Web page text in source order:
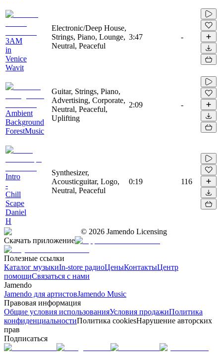
3AM
in
Venice
Wavit
Electronic/Deep House,
Strings, Piano, Lounge,
Neutral, Peaceful
3:47 -
Ambient
Background
ForestMusic
Guitar, Strings, Piano,
Advertising, Corporate,
Neutral, Peaceful,
Uplifting
2:09 -
Intro
-
Chill
Scape
Daniel
H
Synthesizer,
Acousticguitar, Logo,
Neutral, Peaceful
0:19 116
© 2026 Jamendo Licensing
Скачать приложение
Полезные ссылки
Каталог музыкиIn-store радиоЦеныКонтактыЦентр
помощиСвязаться с нами
Jamendo
Jamendo для артистовJamendo Music
Правовая информация
Общие условия использованияУсловия продажиПолитика
конфиденциальностиПолитика cookiesНарушение авторских
прав
Подписаться